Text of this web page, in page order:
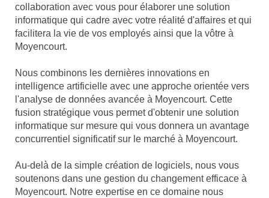
collaboration avec vous pour élaborer une solution
informatique qui cadre avec votre réalité d'affaires et qui
facilitera la vie de vos employés ainsi que la vôtre à
Moyencourt.
Nous combinons les dernières innovations en
intelligence artificielle avec une approche orientée vers
l'analyse de données avancée à Moyencourt. Cette
fusion stratégique vous permet d'obtenir une solution
informatique sur mesure qui vous donnera un avantage
concurrentiel significatif sur le marché à Moyencourt.
Au-delà de la simple création de logiciels, nous vous
soutenons dans une gestion du changement efficace à
Moyencourt. Notre expertise en ce domaine nous